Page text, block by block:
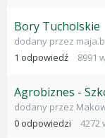
Bory Tucholskie
dodany przez
1 odpowiedź 8991
Agrobiznes -
dodany przez
0 odpowiedzi 4272